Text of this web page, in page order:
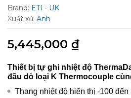
Brand: ETI - UK
Xuất xứ: Anh
5,445,000 ₫
Thiết bị tự ghi nhiệt độ
đầu dò loại K Thermocouple
Thang nhiệt độ hiển thị -100 đến